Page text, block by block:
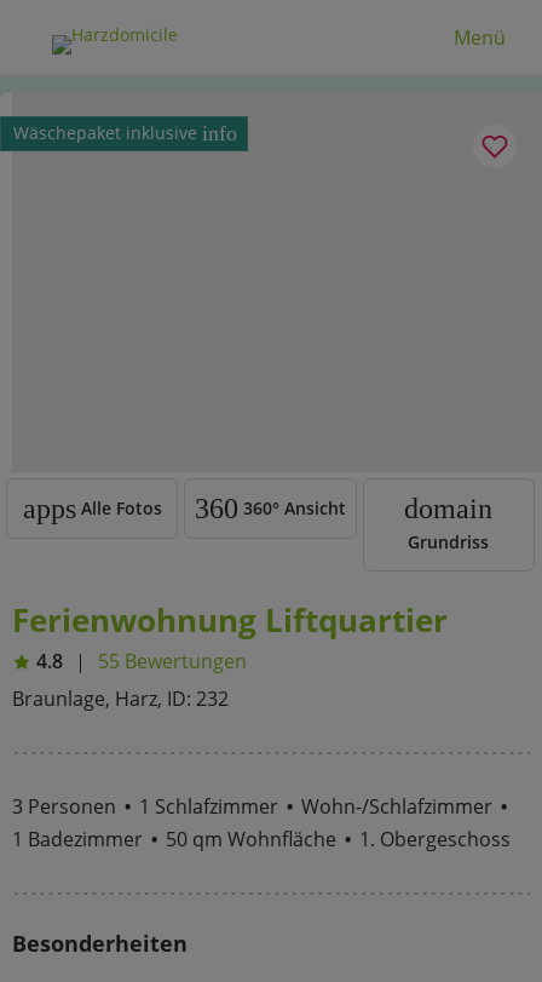
Menü
Wäschepaket inklusive info
apps Alle Fotos 360 360° Ansicht domain
Grundriss
Ferienwohnung Liftquartier
4.8
55 Bewertungen
Braunlage, Harz, ID: 232
3 Personen 1 Schlafzimmer
Wohn-/Schlafzimmer
1 Badezimmer
50 qm Wohnfläche 1. Obergeschoss
Besonderheiten